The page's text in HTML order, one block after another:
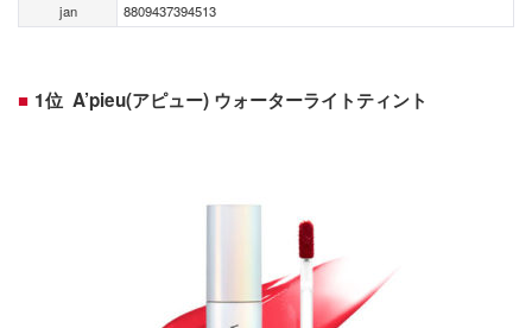
jan
8809437394513
1位 A’pieu(アピュー) ウォーターライトティント